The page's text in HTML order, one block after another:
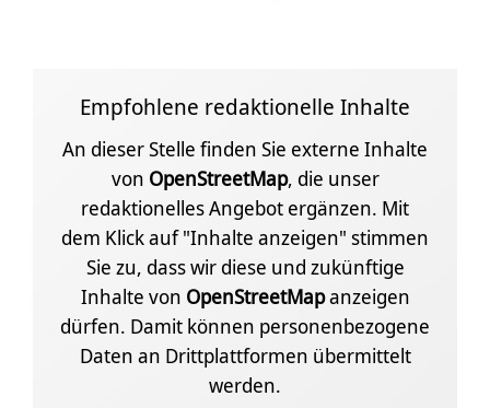
Empfohlene redaktionelle Inhalte
An dieser Stelle finden Sie externe Inhalte
von OpenStreetMap, die unser
redaktionelles Angebot ergänzen. Mit
dem Klick auf "Inhalte anzeigen" stimmen
Sie zu, dass wir diese und zukünftige
Inhalte von OpenStreetMapanzeigen
dürfen. Damit können personenbezogene
Daten an Drittplattformen übermittelt
werden.